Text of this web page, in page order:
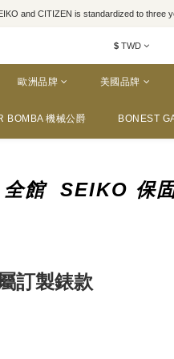
and CITIZEN is standardized to three
$ TWD
歐洲品牌 美國品牌
BOMBA 機械公爵 BONEST
全館 SEIKO 保
訂製錶款